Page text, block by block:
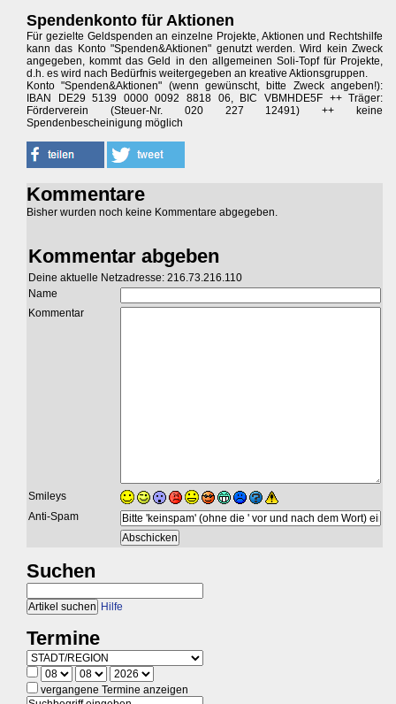
Spendenkonto für Aktionen
Für gezielte Geldspenden an einzelne Projekte, Aktionen und Rechtshilfe
kann das Konto "Spenden&Aktionen" genutzt werden. Wird kein Zweck
angegeben, kommt das Geld in den allgemeinen Soli-Topf für Projekte,
d.h. es wird nach Bedürfnis weitergegeben an kreative Aktionsgruppen.
Konto "Spenden&Aktionen" (wenn gewünscht, bitte Zweck angeben!):
IBAN DE29 5139 0000 0092 8818 06, BIC VBMHDE5F ++ Träger:
Förderverein (Steuer-Nr. 020 227 12491) ++ keine
Spendenbescheinigung möglich
Kommentare
Bisher wurden noch keine Kommentare abgegeben.
Kommentar abgeben
Deine aktuelle Netzadresse: 216.73.216.110
Name
Kommentar
Smileys
Anti-Spam
Suchen
Hilfe
Termine
vergangene Termine anzeigen